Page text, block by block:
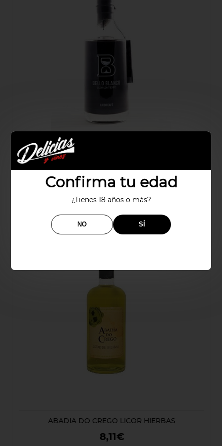
Confirma tu edad
¿Tienes 18 años o más?
NO SÍ
30,47€
ABADIA DO CREGO LICOR HIERBAS
8,11€